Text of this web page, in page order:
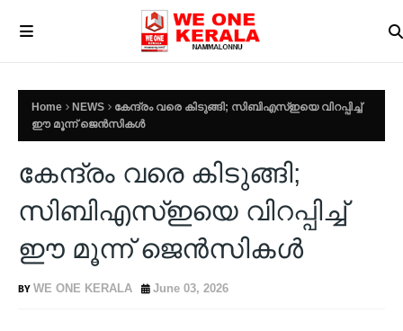
Home NEWS
കേന്ദ്രം വരെ കിടുങ്ങി; സിബിഎസ്ഇയെ വിറപ്പിച്ച്
ഈ മൂന്ന് ജെന്‍സികള്‍
കേന്ദ്രം വരെ കിടുങ്ങി;
സിബിഎസ്ഇയെ വിറപ്പിച്ച്
ഈ മൂന്ന് ജെന്‍സികള്‍
WE ONE KERALA June 03, 2026